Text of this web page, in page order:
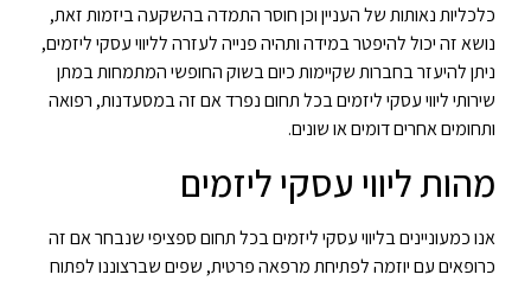
כלכליות נאותות של העניין וכן חוסר התמדה בהשקעה ביזמות זאת,
נושא זה יכול להיפטר במידה ותהיה פנייה לעזרה לליווי עסקי ליזמים,
ניתן להיעזר בחברות שקיימות כיום בשוק החופשי המתמחות במתן
שירותי ליווי עסקי ליזמים בכל תחום נפרד אם זה במסעדנות, רפואה
ותחומים אחרים דומים או שונים.
מהות ליווי עסקי ליזמים
אנו כמעוניינים בליווי עסקי ליזמים בכל תחום ספציפי שנבחר אם זה
כרופאים עם יוזמה לפתיחת מרפאה פרטית, שפים שברצוננו לפתוח